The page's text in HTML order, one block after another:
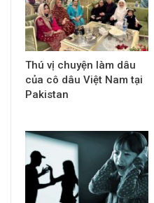
Thú vị chuyện làm dâu
của cô dâu Việt Nam tại
Pakistan